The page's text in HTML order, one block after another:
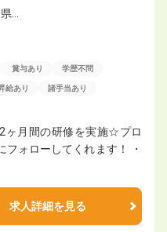
…
賞与あり 学歴不問
給あり 諸手当あり
ヶ月間の研修を実施☆プロ
ォローしてくれます！ ・
求人詳細を見る